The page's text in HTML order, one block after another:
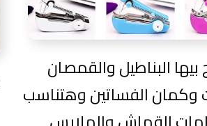
وكمان الفساتين وهتناسب